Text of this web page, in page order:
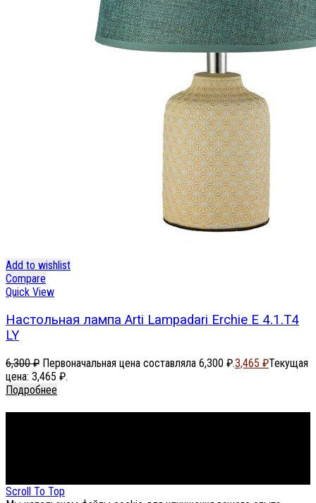
Add to wishlist
Compare
Quick View
Настольная лампа Arti Lampadari Erchie E 4.1.T4
LY
6,300₽ Первоначальная цена составляла 6,300 ₽.3,465 ₽Текущая
цена: 3,465 ₽.
Подробнее
Scroll To Top